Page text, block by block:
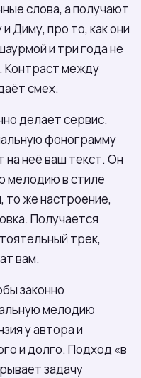
слова, а получают
Диму, про то, как они
и три года не
Контраст между
смех.
делает сервис.
фонограмму
на неё ваш текст. Он
мелодию в стиле
то же настроение,
Получается
трек,
вам.
законно
мелодию
у автора и
и долго. Подход «в
задачу